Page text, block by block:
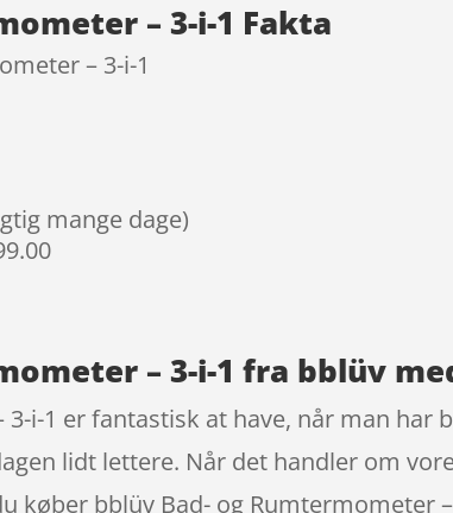
– 3-i-1 Fakta
– 3-i-1
mange dage)
– 3-i-1 fra bblüv
i-1 er fantastisk at have, når man har
lidt lettere. Når det handler om
køber bblüv Bad- og Rumtermometer